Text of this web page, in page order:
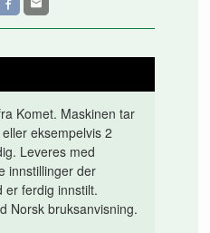
Komet. Maskinen tar
eksempelvis 2
Leveres med
innstillinger der
er ferdig innstilt.
Norsk bruksanvisning.